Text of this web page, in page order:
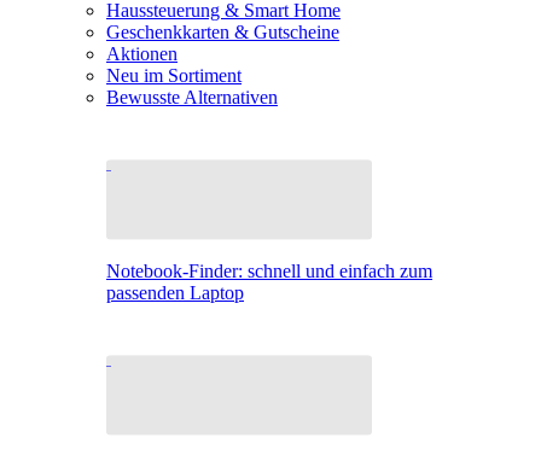
Haussteuerung & Smart Home
Geschenkkarten & Gutscheine
Aktionen
Neu im Sortiment
Bewusste Alternativen
Notebook-Finder: schnell und einfach zum
passenden Laptop